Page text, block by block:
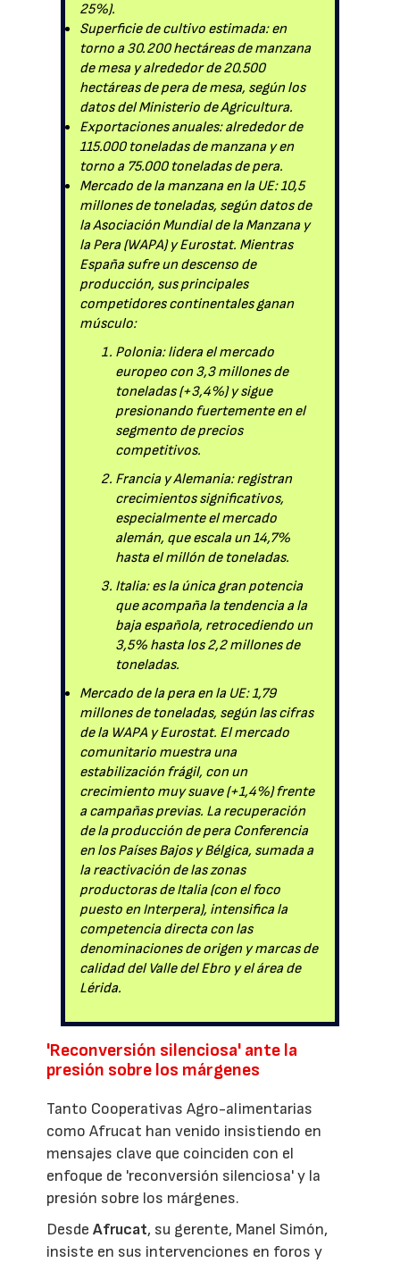
25%).
Superficie de cultivo estimada: en
torno a 30.200 hectáreas de manzana
de mesa y alrededor de 20.500
hectáreas de pera de mesa, según los
datos del Ministerio de Agricultura.
Exportaciones anuales: alrededor de
115.000 toneladas de manzana y en
torno a 75.000 toneladas de pera.
Mercado de la manzana en la UE: 10,5
millones de toneladas, según datos de
la Asociación Mundial de la Manzana y
la Pera (WAPA) y Eurostat. Mientras
España sufre un descenso de
producción, sus principales
competidores continentales ganan
músculo:
Polonia: lidera el mercado
europeo con 3,3 millones de
toneladas (+3,4%) y sigue
presionando fuertemente en el
segmento de precios
competitivos.
Francia y Alemania: registran
crecimientos significativos,
especialmente el mercado
alemán, que escala un 14,7%
hasta el millón de toneladas.
Italia: es la única gran potencia
que acompaña la tendencia a la
baja española, retrocediendo un
3,5% hasta los 2,2 millones de
toneladas.
Mercado de la pera en la UE: 1,79
millones de toneladas, según las cifras
de la WAPA y Eurostat. El mercado
comunitario muestra una
estabilización frágil, con un
crecimiento muy suave (+1,4%) frente
a campañas previas. La recuperación
de la producción de pera Conferencia
en los Países Bajos y Bélgica, sumada a
la reactivación de las zonas
productoras de Italia (con el foco
puesto en Interpera), intensifica la
competencia directa con las
denominaciones de origen y marcas de
calidad del Valle del Ebro y el área de
Lérida.
'Reconversión silenciosa' ante la
presión sobre los márgenes
Tanto Cooperativas Agro-alimentarias
como Afrucat han venido insistiendo en
mensajes clave que coinciden con el
enfoque de 'reconversión silenciosa' y la
presión sobre los márgenes.
DesdeAfrucat, su gerente, Manel Simón,
insiste en sus intervenciones en foros y